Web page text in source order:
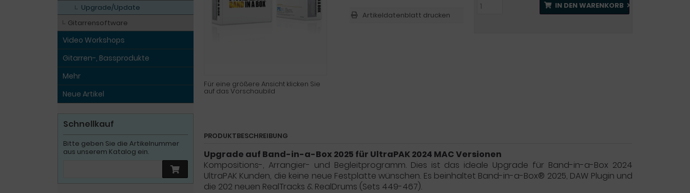
Für eine größere Ansicht klicken Sie
auf das Vorschaubild
IN DEN WARENKORB
Artikeldatenblatt drucken
PRODUKTBESCHREIBUNG
Upgrade auf Band-in-a-Box 2025 für UltraPAK 2024 MAC Versionen
Kompositions-, Arrangier- und Begleitprogramm. Dies ist das ideale Upgrade für Band-in-a-Box 2024
UltraPAK Kunden, die keine neue Festplatte wünschen. Es beinhaltet Band-in-a-Box® 2025, DAW Plugin und
die 202 neuen RealTracks & RealDrums (Sets 449-467).
Upgrade/Update
Gitarrensoftware
Video Workshops
Gitarren-, Bassprodukte
Mehr
Neue Artikel
Schnellkauf
Bitte geben Sie die Artikelnummer
aus unserem Katalog ein.